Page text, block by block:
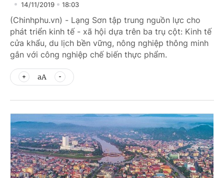
14/11/2019 18:03
(Chinhphu.vn) - Lạng Sơn tập trung nguồn lực cho
phát triển kinh tế - xã hội dựa trên ba trụ cột: Kinh tế
cửa khẩu, du lịch bền vững, nông nghiệp thông minh
gắn với công nghiệp chế biến thực phẩm.
aA